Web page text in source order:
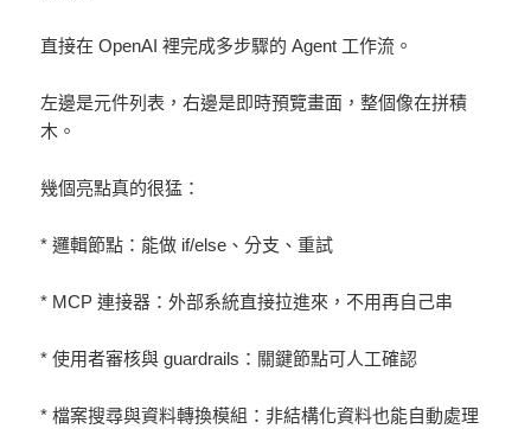
直接在 OpenAI 裡完成多步驟的 Agent 工作流。
左邊是元件列表，右邊是即時預覽畫面，整個像在拼積
木。
幾個亮點真的很猛：
* 邏輯節點：能做 if/else、分支、重試
* MCP 連接器：外部系統直接拉進來，不用再自己串
* 使用者審核與 guardrails：關鍵節點可人工確認
* 檔案搜尋與資料轉換模組：非結構化資料也能自動處理